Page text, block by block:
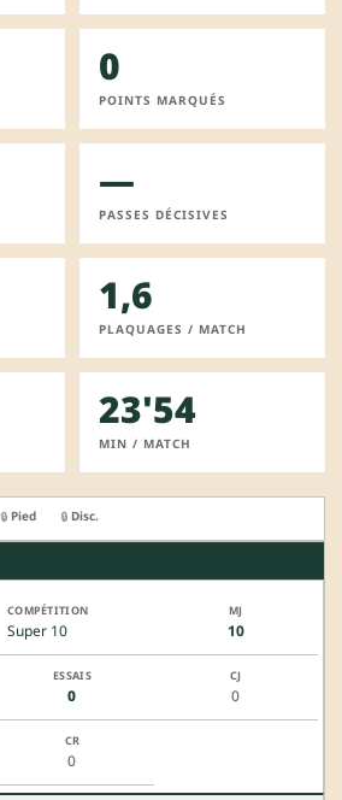
0
POINTS MARQUÉS
—
PASSES DÉCISIVES
1,6
PLAQUAGES / MATCH
23'54
MIN / MATCH
🔒 Pied 🔒 Disc.
Super 10 10
0 0
0